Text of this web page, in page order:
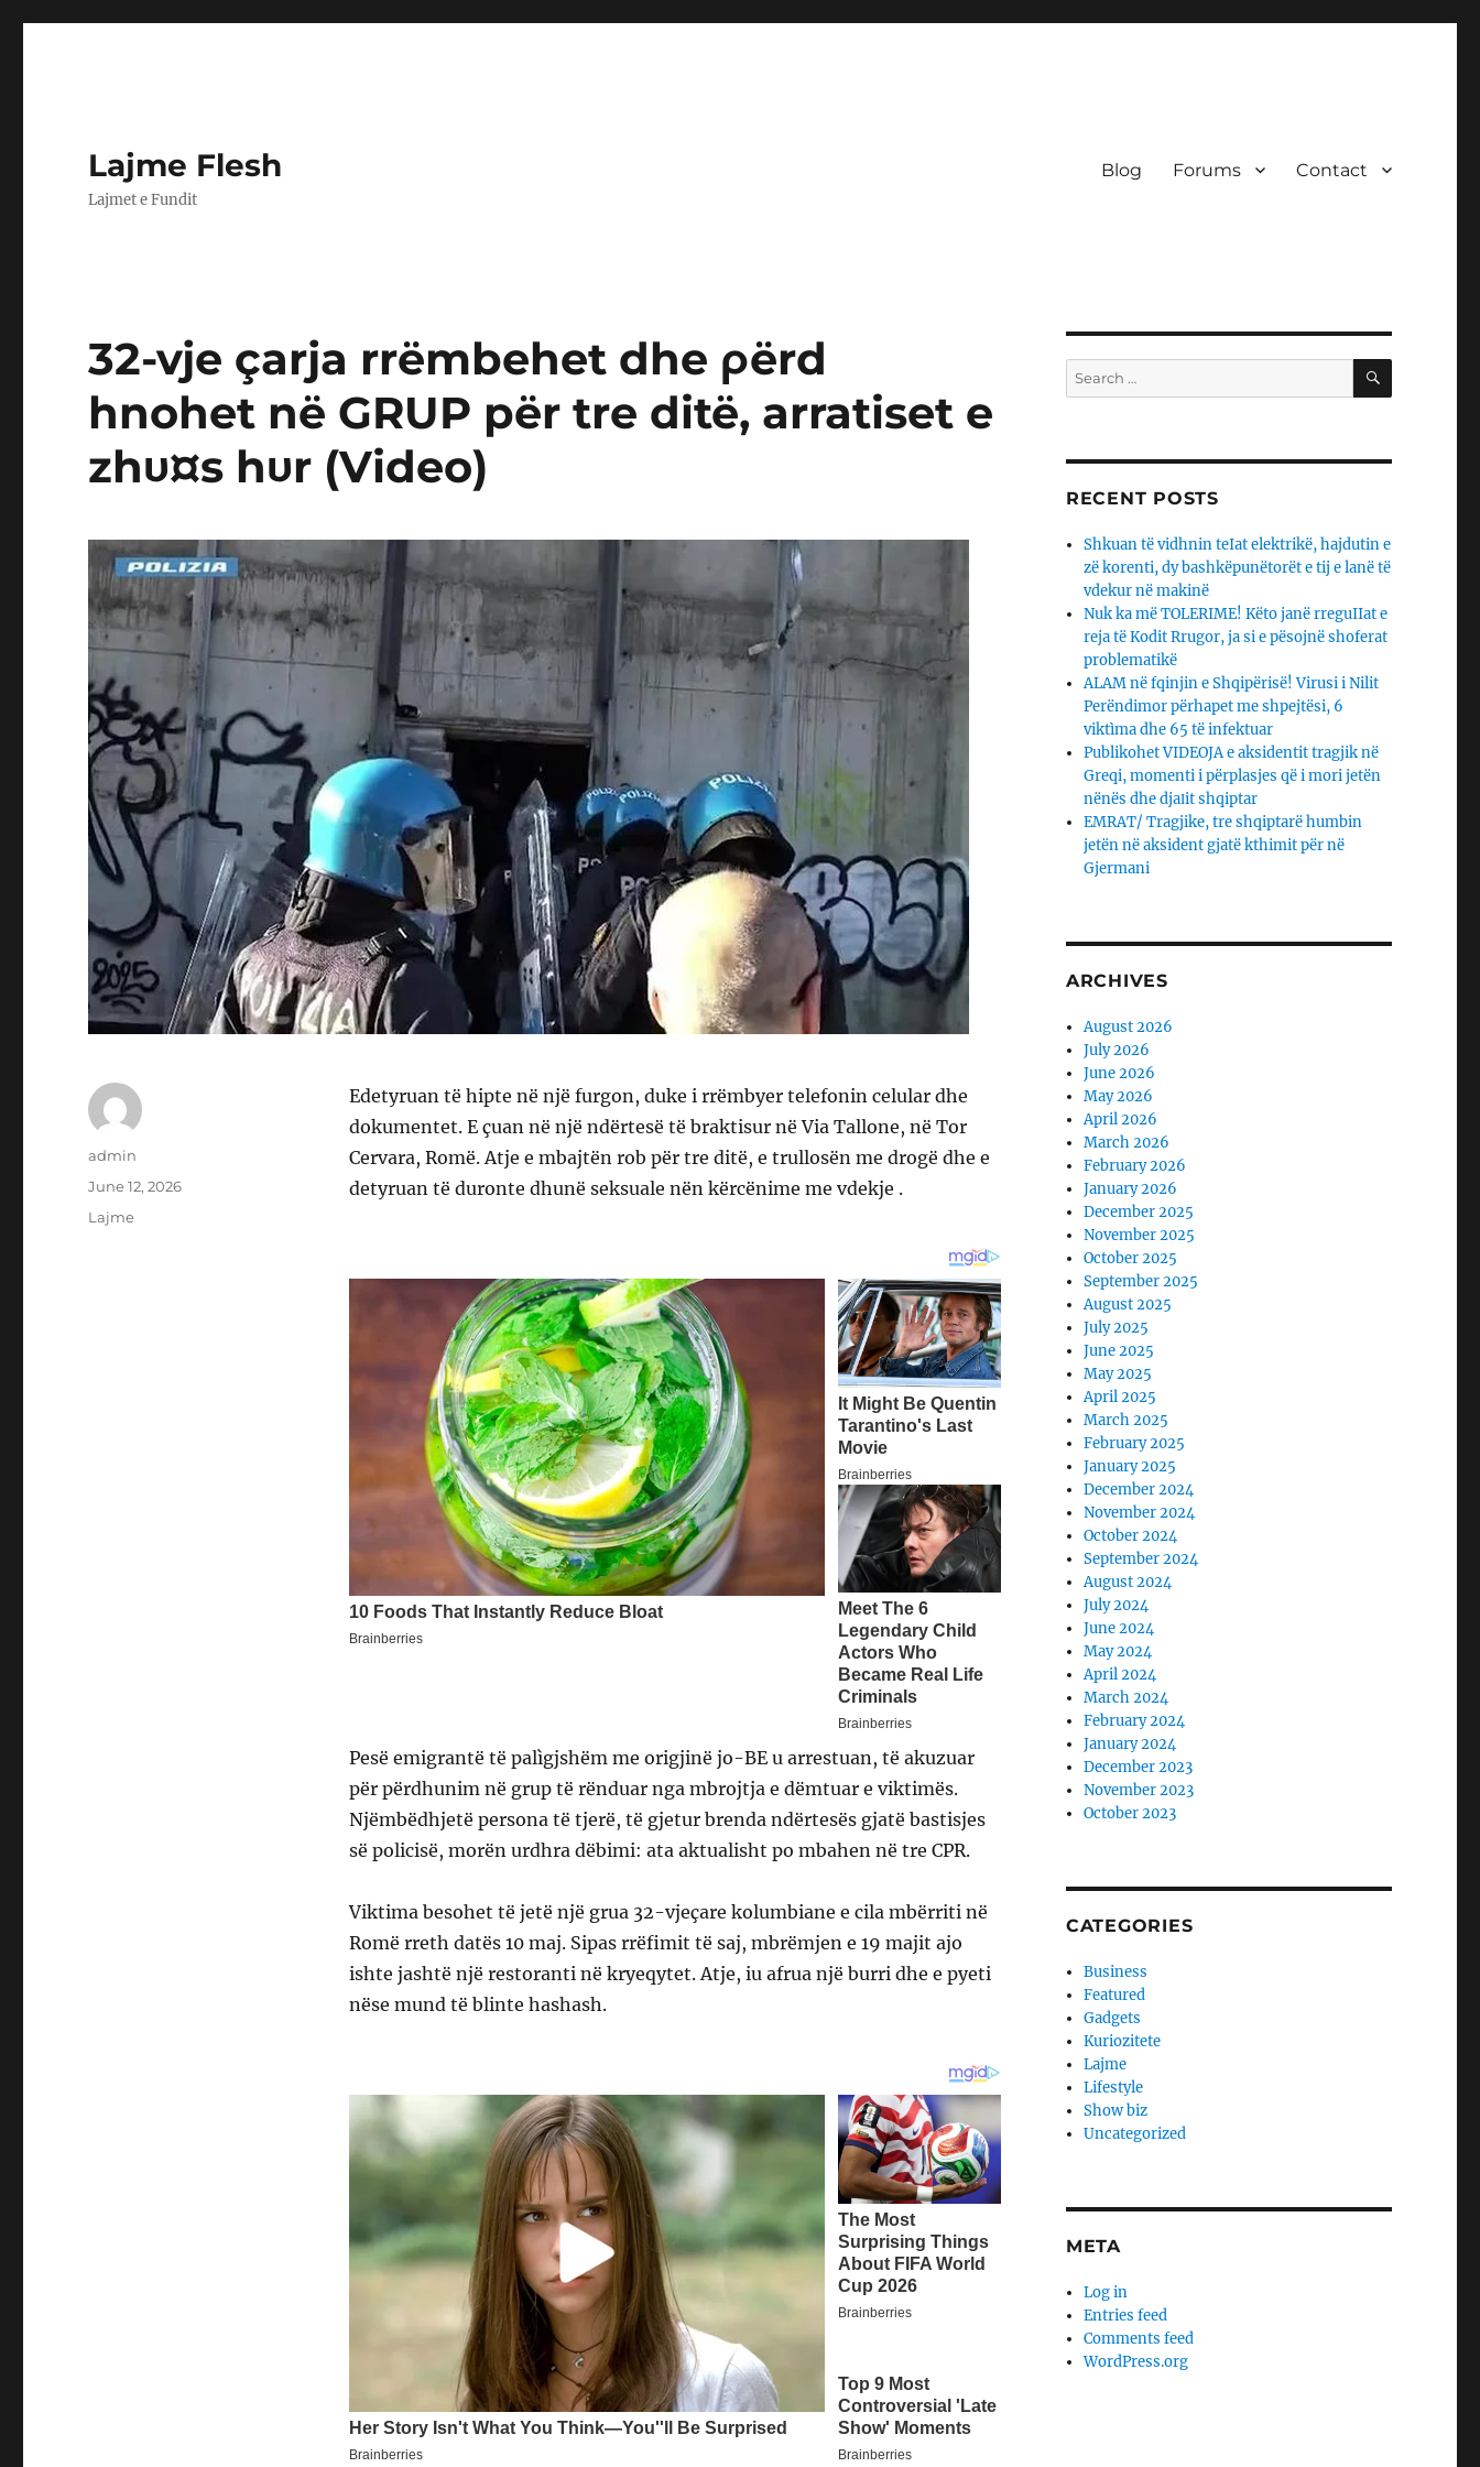
Lajme Flesh
Lajmet e Fundit
Blog Forums Contact
32-vje çarja rrëmbehet dhe ρërd
hnohet në GRUP për tre ditë, arratiset e
zhυ¤s hυr (Video)
Edetyruan të hipte në një furgon, duke i rrëmbyer telefonin celular dhe
dokumentet. E çuan në një ndërtesë të braktisur në Via Tallone, në Tor
Cervara, Romë. Atje e mbajtën rob për tre ditë, e trullosën me drogë dhe e
detyruan të duronte dhunë seksuale nën kërcënime me vdekje .
Pesë emigrantë të palìgjshëm me origjinë jo-BE u arrestuan, të akuzuar
për përdhunim në grup të rënduar nga mbrojtja e dëmtuar e viktimës.
Njëmbëdhjetë persona të tjerë, të gjetur brenda ndërtesës gjatë bastisjes
së policisë, morën urdhra dëbimi: ata aktualisht po mbahen në tre CPR.
Viktima besohet të jetë një grua 32-vjeçare kolumbiane e cila mbërriti në
Romë rreth datës 10 maj. Sipas rrëfimit të saj, mbrëmjen e 19 majit ajo
ishte jashtë një restoranti në kryeqytet. Atje, iu afrua një burri dhe e pyeti
nëse mund të blinte hashash.
Author
admin
Posted
June 12, 2026
Categories
Lajme
Search
for:
SEARCH
RECENT POSTS
Shkuan të vidhnin teIat elektrikë, hajdutin e
zë korenti, dy bashkëpunëtorët e tij e lanë të
vdekur në makinë
Nuk ka më TOLERIME! Këto janë rreguIIat e
reja të Kodit Rrugor, ja si e pësojnë shoferat
problematikë
ALAM në fqinjin e Shqipërisë! Virusi i Nilit
Perëndimor përhapet me shpejtësi, 6
viktìma dhe 65 të infektuar
Publikohet VIDEOJA e aksidentit tragjik në
Greqi, momenti i përplasjes që i mori jetën
nënës dhe djaΙit shqiptar
EMRAT/ Tragjike, tre shqiptarë humbin
jetën në aksident gjatë kthimit për në
Gjermani
ARCHIVES
August 2026
July 2026
June 2026
May 2026
April 2026
March 2026
February 2026
January 2026
December 2025
November 2025
October 2025
September 2025
August 2025
July 2025
June 2025
May 2025
April 2025
March 2025
February 2025
January 2025
December 2024
November 2024
October 2024
September 2024
August 2024
July 2024
June 2024
May 2024
April 2024
March 2024
February 2024
January 2024
December 2023
November 2023
October 2023
CATEGORIES
Business
Featured
Gadgets
Kuriozitete
Lajme
Lifestyle
Show biz
Uncategorized
META
Log in
Entries feed
Comments feed
WordPress.org